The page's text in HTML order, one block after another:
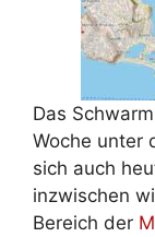
Das
Woche unter
sich auch
inzwischen
Bereich der